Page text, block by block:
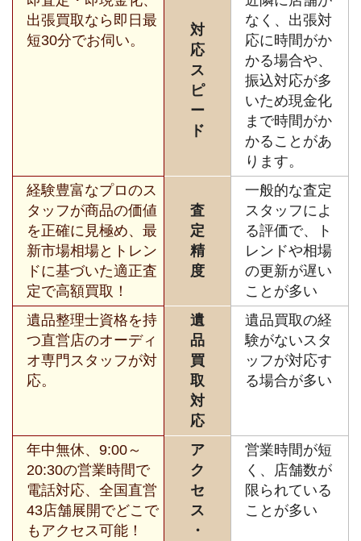
出張買取なら即日最
短30分でお伺い。
対
応
ス
ピ
ー
ド
なく、出張対
応に時間がか
かる場合や、
振込対応が多
いため現金化
まで時間がか
かることがあ
ります。
経験豊富なプロのス
タッフが商品の価値
を正確に見極め、最
新市場相場とトレン
ドに基づいた適正査
定で高額買取！
査
定
精
度
一般的な査定
スタッフによ
る評価で、ト
レンドや相場
の更新が遅い
ことが多い
遺品整理士資格を持
つ直営店のオーディ
オ専門スタッフが対
応。
遺
品
買
取
対
応
遺品買取の経
験がないスタ
ッフが対応す
る場合が多い
年中無休、9:00～
20:30の営業時間で
電話対応、全国直営
43店舗展開でどこで
もアクセス可能！
ア
ク
セ
ス
・
営業時間が短
く、店舗数が
限られている
ことが多い